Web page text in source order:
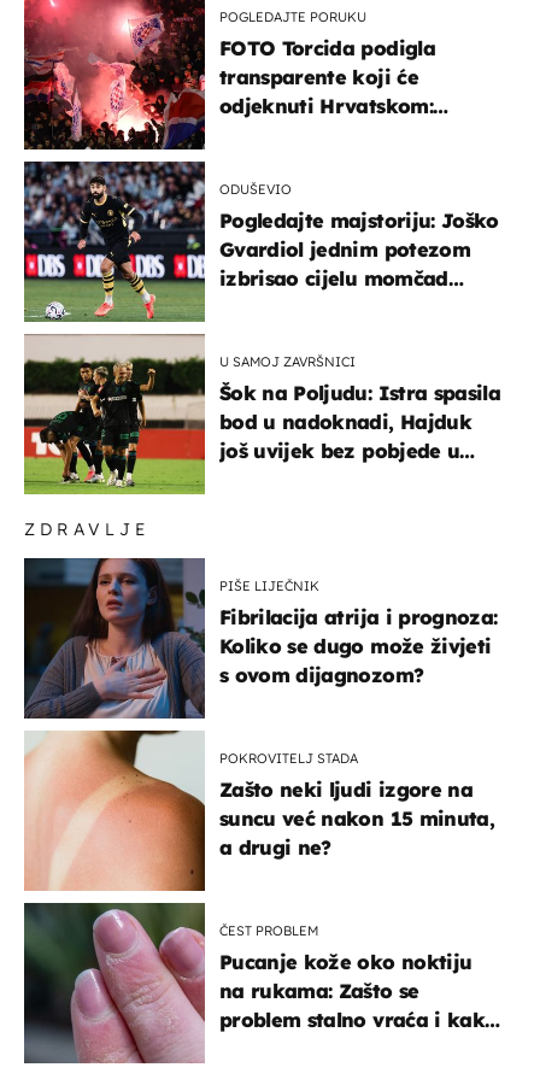
ZDRAVLJE
PIŠE LIJEČNIK
Fibrilacija atrija i prognoza:
Koliko se dugo može živjeti
s ovom dijagnozom?
POKROVITELJ STADA
Zašto neki ljudi izgore na
suncu već nakon 15 minuta,
a drugi ne?
ČEST PROBLEM
Pucanje kože oko noktiju
na rukama: Zašto se
problem stalno vraća i kako
POGLEDAJTE PORUKU
FOTO Torcida podigla
transparente koji će
odjeknuti Hrvatskom:
ODUŠEVIO
Pogledajte majstoriju: Joško
Gvardiol jednim potezom
izbrisao cijelu momčad
U SAMOJ ZAVRŠNICI
Šok na Poljudu: Istra spasila
bod u nadoknadi, Hajduk
još uvijek bez pobjede u